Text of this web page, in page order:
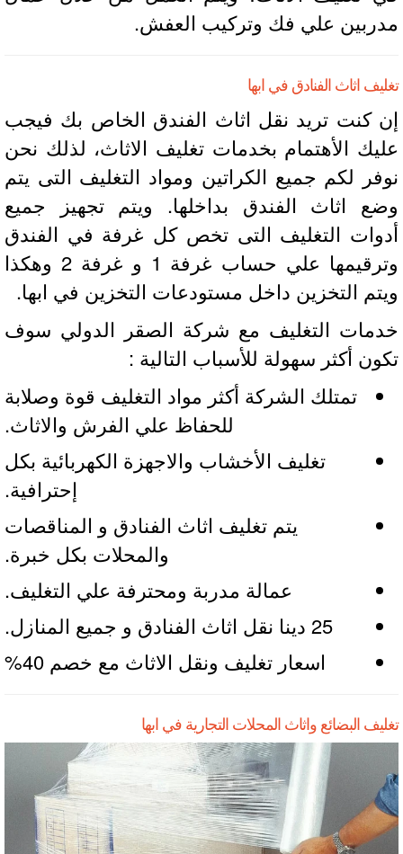
علي فك وتركيب العفش.
اثاث الفنادق في ابها
كنت تريد نقل اثاث الفندق الخاص بك فيجب
الأهتمام بخدمات تغليف الاثاث، لذلك نحن
لكم جميع الكراتين ومواد التغليف التى يتم
اثاث الفندق بداخلها. ويتم تجهيز جميع
التغليف التى تخص كل غرفة في الفندق
وترقيمها علي حساب غرفة 1 و غرفة 2 وهكذا
التخزين داخل مستودعات التخزين في ابها.
التغليف مع شركة الصقر الدولي سوف
أكثر سهولة للأسباب التالية :
تمتلك الشركة أكثر مواد التغليف قوة وصلابة
للحفاظ علي الفرش والاثاث.
تغليف الأخشاب والاجهزة الكهربائية بكل
إحترافية.
يتم تغليف اثاث الفنادق و المناقصات
والمحلات بكل خبرة.
عمالة مدربة ومحترفة علي التغليف.
25 دينا نقل اثاث الفنادق و جميع المنازل.
اسعار تغليف ونقل الاثاث مع خصم 40%
البضائع واثاث المحلات التجارية في ابها